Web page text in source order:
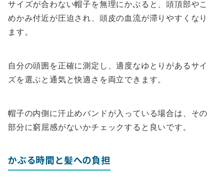
サイズが合わない帽子を無理にかぶると、頭頂部やこ
めかみ付近が圧迫され、頭皮の血流が滞りやすくなり
ます。
自分の頭囲を正確に測定し、適度なゆとりがあるサイ
ズを選ぶと通気と快適さを両立できます。
帽子の内側に汗止めバンドが入っている場合は、その
部分に窮屈感がないかチェックすると良いです。
かぶる時間と髪への負担